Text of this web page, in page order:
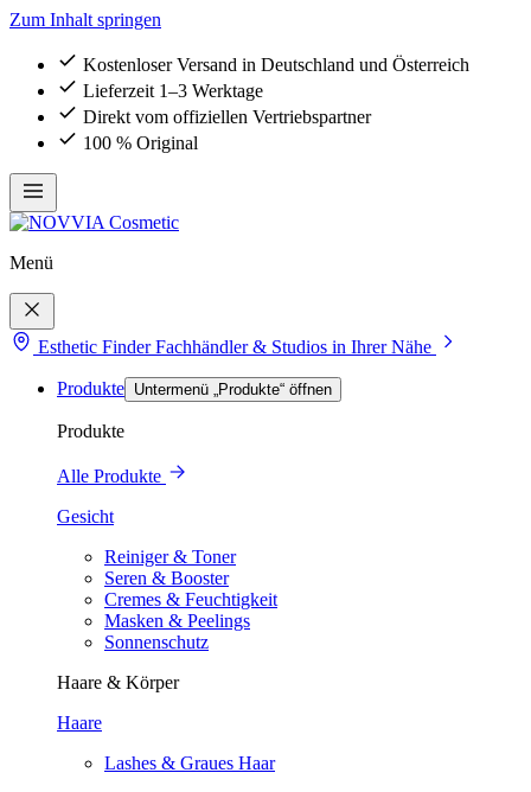
Zum Inhalt springen
Kostenloser Versand in Deutschland und Österreich
Lieferzeit 1–3 Werktage
Direkt vom offiziellen Vertriebspartner
100 % Original
Menü
Esthetic Finder Fachhändler & Studios in Ihrer Nähe
Produkte Untermenü „Produkte“ öffnen
Produkte
Alle Produkte
Gesicht
Reiniger & Toner
Seren & Booster
Cremes & Feuchtigkeit
Masken & Peelings
Sonnenschutz
Haare & Körper
Haare
Lashes & Graues Haar